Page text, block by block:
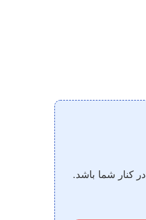
کنار شما باشد.